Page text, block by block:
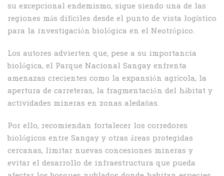
su excepcional endemismo, sigue siendo una de las
regiones más difíciles desde el punto de vista logístico
para la investigación biológica en el Neotrópico.
Los autores advierten que, pese a su importancia
biológica, el Parque Nacional Sangay enfrenta
amenazas crecientes como la expansión agrícola, la
apertura de carreteras, la fragmentación del hábitat y
actividades mineras en zonas aledañas.
Por ello, recomiendan fortalecer los corredores
biológicos entre Sangay y otras áreas protegidas
cercanas, limitar nuevas concesiones mineras y
evitar el desarrollo de infraestructura que pueda